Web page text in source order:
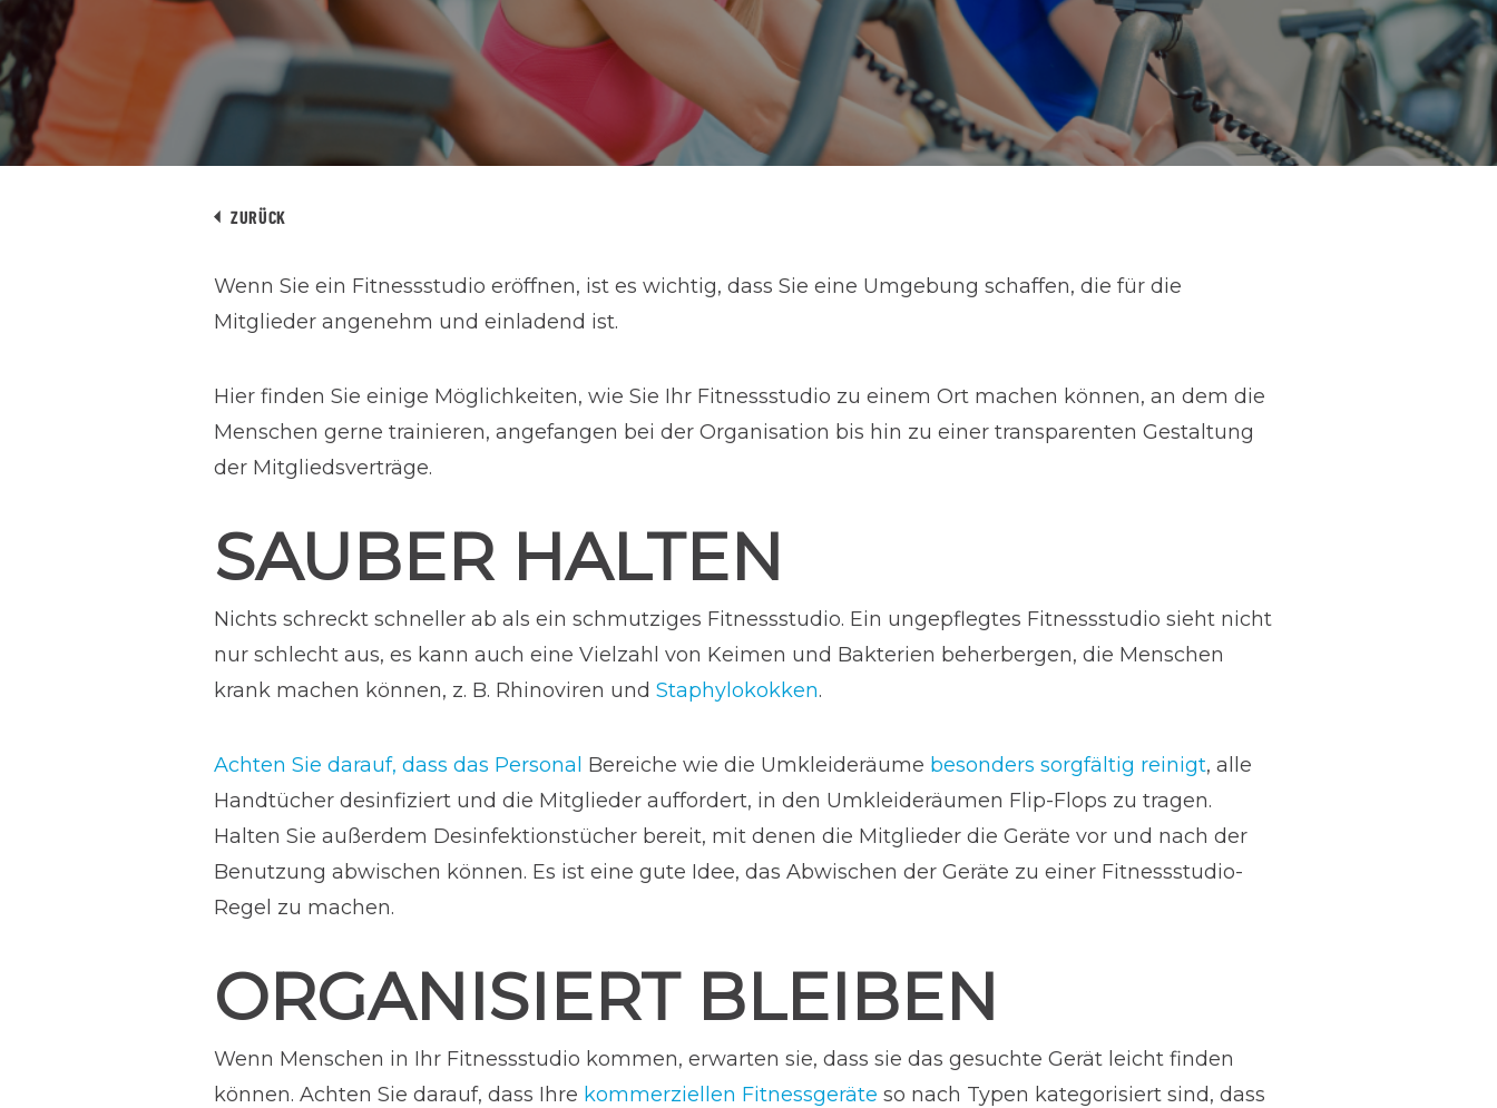
ZURÜCK
Wenn Sie ein Fitnessstudio eröffnen, ist es wichtig, dass Sie eine Umgebung schaffen, die für die
Mitglieder angenehm und einladend ist.
Hier finden Sie einige Möglichkeiten, wie Sie Ihr Fitnessstudio zu einem Ort machen können, an dem die
Menschen gerne trainieren, angefangen bei der Organisation bis hin zu einer transparenten Gestaltung
der Mitgliedsverträge.
SAUBER HALTEN
Nichts schreckt schneller ab als ein schmutziges Fitnessstudio. Ein ungepflegtes Fitnessstudio sieht nicht
nur schlecht aus, es kann auch eine Vielzahl von Keimen und Bakterien beherbergen, die Menschen
krank machen können, z. B. Rhinoviren und Staphylokokken.
Achten Sie darauf, dass das Personal Bereiche wie die Umkleideräume besonders sorgfältig reinigt, alle
Handtücher desinfiziert und die Mitglieder auffordert, in den Umkleideräumen Flip-Flops zu tragen.
Halten Sie außerdem Desinfektionstücher bereit, mit denen die Mitglieder die Geräte vor und nach der
Benutzung abwischen können. Es ist eine gute Idee, das Abwischen der Geräte zu einer Fitnessstudio-
Regel zu machen.
ORGANISIERT BLEIBEN
Wenn Menschen in Ihr Fitnessstudio kommen, erwarten sie, dass sie das gesuchte Gerät leicht finden
können. Achten Sie darauf, dass Ihre kommerziellen Fitnessgeräte so nach Typen kategorisiert sind, dass